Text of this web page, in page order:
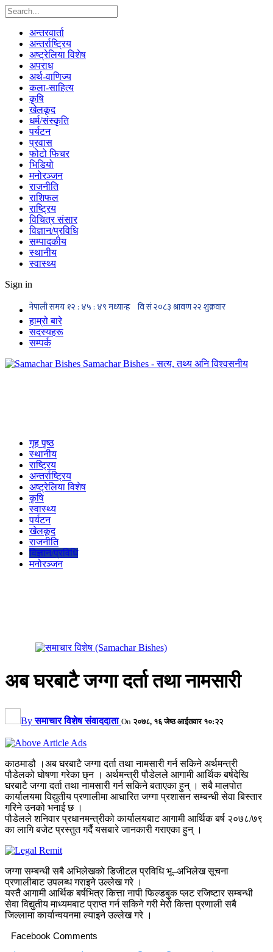
अन्तरवार्ता
अन्तर्राष्ट्रिय
अष्ट्रेलिया विशेष
अपराध
अर्थ-वाणिज्य
कला-साहित्य
कृषि
खेलकूद
धर्म/संस्कृति
पर्यटन
प्रवास
फोटो फिचर
भिडियो
मनोरञ्जन
राजनीति
राशिफल
राष्ट्रिय
विचित्र संसार
विज्ञान/प्रविधि
सम्पादकीय
स्थानीय
स्वास्थ्य
Sign in
हाम्रो बारे
सदस्यहरू
सम्पर्क
Samachar Bishes - सत्य, तथ्य अनि विश्वसनीय
गृह पृष्ठ
स्थानीय
राष्ट्रिय
अन्तर्राष्ट्रिय
अष्ट्रेलिया विशेष
कृषि
स्वास्थ्य
पर्यटन
खेलकूद
राजनीति
विज्ञान/प्रविधि
मनोरञ्जन
अब घरबाटै जग्गा दर्ता तथा नामसारी
Byसमाचार विशेष संवाददाता On २०७८, १६ जेष्ठ आईतवार १०:२२
काठमाडौ ।अब घरबाटै जग्गा दर्ता तथा नामसारी गर्न सकिने अर्थमन्त्री
पौडेलको घोषणा गरेका छ्न । अर्थमन्त्री पौडेलले आगामी आर्थिक बर्षदेखि
घरबाटै जग्गा दर्ता तथा नामसारी गर्न सकिने बताएका हुन् । सबै मालपोत
कार्यालयमा विद्युतीय प्रणालीमा आधारित जग्गा प्रशासन सम्बन्धी सेवा बिस्तार
गरिने उनको भनाई छ ।
पौडेलले शनिवार प्रधानमन्त्रीको कार्यालयबाट आगामी आर्थिक बर्ष २०७८/७९
का लागि बजेट प्रस्तुत गर्दै यसबारे जानकारी गराएका हुन् ।
जग्गा सम्बन्धी सबै अभिलेखको डिजीटल प्रविधि भू–अभिलेख सूचना
प्रणालीबाट उपलब्ध गराइने उल्लेख गरे ।
यस्तै आगामी आर्थिक बर्षभित्र कित्ता नापी फिल्डबुक प्लट रजिष्टार सम्बन्धी
सेवा विद्युतीय माध्यमबाट प्राप्त गर्न सकिने गरी मेरो कित्ता प्रणाली सबै
जिल्लामा कार्यान्वयनमा ल्याइने उल्लेख गरे ।
Facebook Comments